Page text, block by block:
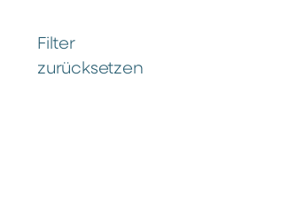
Filter
zurücksetzen